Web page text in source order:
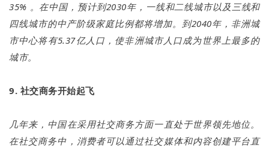
35% 。在中国，预计到2030年，一线和二线城市以及三线和
四线城市的中产阶级家庭比例都将增加。到2040年，非洲城
市中心将有5.37亿人口，使非洲城市人口成为世界上最多的
城市。
9. 社交商务开始起飞
几年来，中国在采用社交商务方面一直处于世界领先地位。
在社交商务中，消费者可以通过社交媒体和内容创建平台直